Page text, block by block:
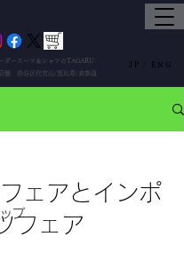
ダースーツ＆シャツのTAGARU
舗 渋谷区代官山/恵比寿/表参道
ENG
JP /
プ
ェアとインポ
フェア